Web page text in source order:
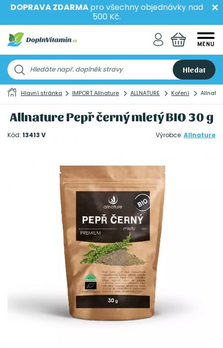
DOPRAVA ZDARMApro všechny objednávky nad
500 Kč.
Hledat
Hlavní stránka IMPORT Allnature ALLNATURE Koření
Allnature Pepř černý mletý BIO 30 g
Kód: 13413 V Výrobce: Allnature